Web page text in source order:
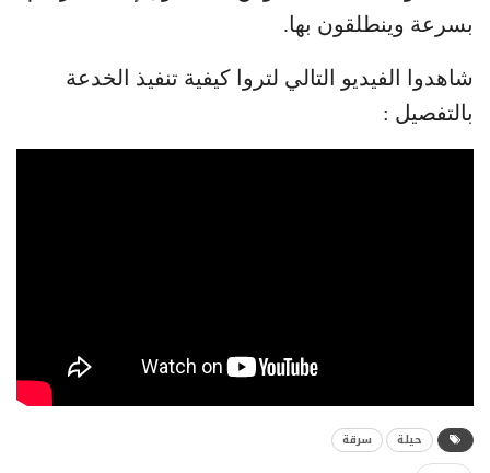
بسرعة وينطلقون بها.
شاهدوا الفيديو التالي لتروا كيفية تنفيذ الخدعة
بالتفصيل :
حيلة سرقة